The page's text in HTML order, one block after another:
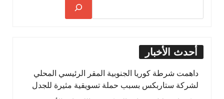
أحدث الأخبار
داهمت شرطة كوريا الجنوبية المقر الرئيسي المحلي
لشركة ستاربكس بسبب حملة تسويقية مثيرة للجدل